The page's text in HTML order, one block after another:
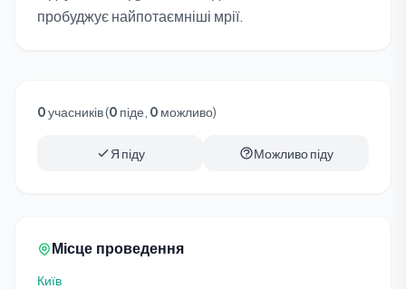
пробуджує найпотаємніші мрії.
0учасників (0 піде, 0 можливо)
Я піду Можливо піду
Місце проведення
Київ